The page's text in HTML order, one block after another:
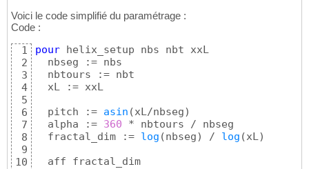
Voici le code simplifié du paramétrage :
Code :
1
2
3
4
5
6
7
8
9
10
pour helix_setup nbs nbt xxL
  nbseg := nbs
  nbtours := nbt
  xL := xxL
  pitch :=
asin (xL/nbseg)
  alpha :=
360 * nbtours / nbseg
  fractal_dim :=
log (nbseg) / log (xL)